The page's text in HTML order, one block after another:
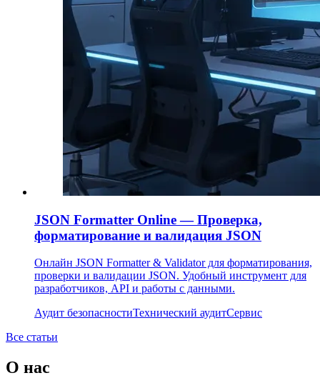
JSON Formatter Online — Проверка,
форматирование и валидация JSON
Онлайн JSON Formatter & Validator для форматирования,
проверки и валидации JSON. Удобный инструмент для
разработчиков, API и работы с данными.
Аудит безопасностиТехнический аудитСервис
Все статьи
О нас